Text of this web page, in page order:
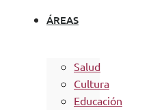
ÁREAS
Salud
Cultura
Educación